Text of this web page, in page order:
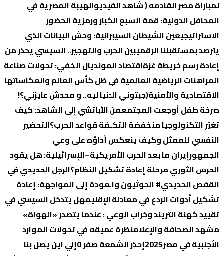
لمباراة مصر القادمه ( شاهد الفيديوالهيبة المصرية في
المحافل الدولية: قمة السبع الكبار ورمزية الحضور
الاستراتيجيعين الشيطان السيبرانية: وحش البيانات الذي
يترصد بمستقبلنا الرقميبين الحرب والتهجير.. السيسي يحذر من
إعادة رسم خريطة غزةاقتصاد المونديال الخفي: تحولات صناعة
المراهنات الرياضية العالمية في ظل كأس العالم وانعكاساتها
الاقتصادية والأمنية(جبتوني الدنيا ليه.. و محدش عايزني؟!
صرخة طفل أوجعت المجتمعمن الأباتشي إلى الشاهد: كيف
تغيّر التكنولوجيا منخفضة التكلفة قواعد الحرب؟التحضير
النفسي للممثل وكيف ينعكس أداؤه على وعي
الجمهورإيران ما بعد الحرب الأمريكية–الإسرائيلية: هل يقود
الحرس الثوري مرحلة إعادة تشكيل النظام؟الرجل الحديدي في
القفص الحديدي# الحوثيون والعودة إلى المواجهة: إعادة
تشكيل أدوات الردع في معادلة الإقليمهل يتدخل السيسي في
تقييد كهنة التريند وخراب الوعي : عندما يتصدر «الهواة»
مشهد الصحافة والإعلامنظرة عميقه في تحولات الموارد
الأجنبية في مصر2025
إحذر الشمعة صفر 0 إلي اين يصل بنا